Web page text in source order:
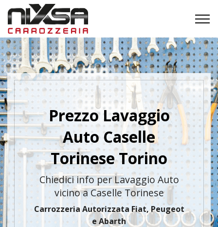
Prezzo Lavaggio
Auto Caselle
Torinese Torino
Chiedici info per Lavaggio Auto
vicino a Caselle Torinese
Carrozzeria Autorizzata Fiat, Peugeot
e Abarth